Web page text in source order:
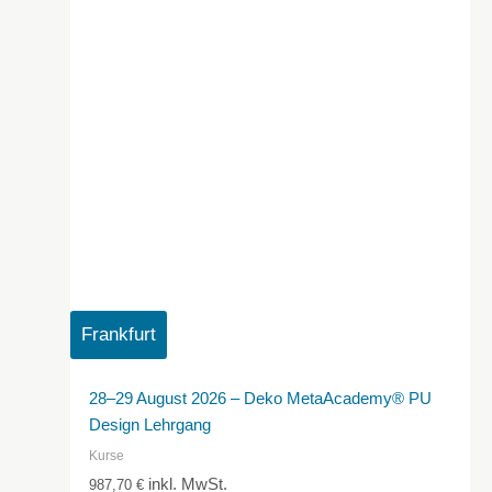
Frankfurt
28–29 August 2026 – Deko MetaAcademy® PU
Design Lehrgang
Kurse
987,70€ inkl. MwSt.